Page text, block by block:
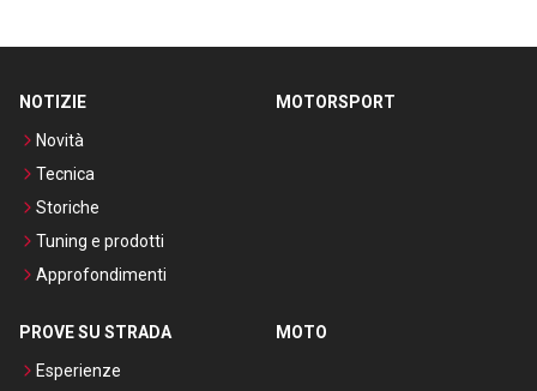
NOTIZIE
Novità
Tecnica
Storiche
Tuning e prodotti
Approfondimenti
MOTORSPORT
PROVE SU STRADA
Esperienze
MOTO